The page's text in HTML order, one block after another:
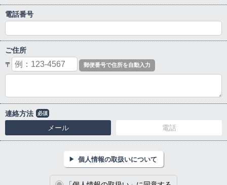
電話番号
ご住所
〒
連絡方法 必須
メール 電話
個人情報の取扱いについて